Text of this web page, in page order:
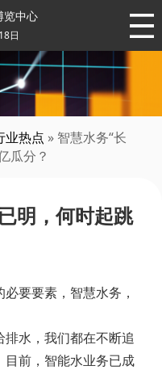
览中心
日
业热点 » 智慧水务“长
瓜分？
明，何时起跳
要要素，智慧水务，
水，我们都在不断追
前，智能水业务已成